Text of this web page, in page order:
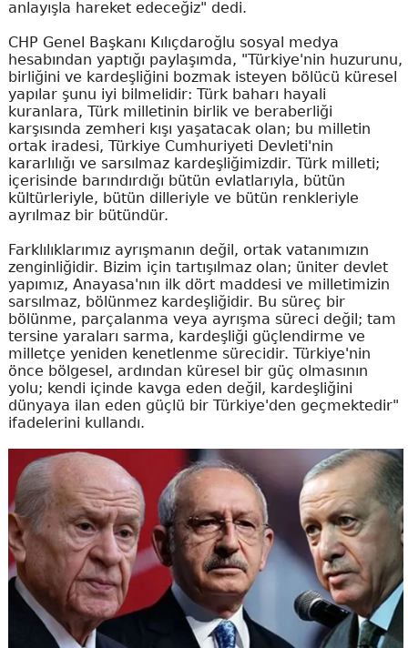
anlayışla hareket edeceğiz" dedi.
CHP Genel Başkanı Kılıçdaroğlu sosyal medya
hesabından yaptığı paylaşımda, "Türkiye'nin huzurunu,
birliğini ve kardeşliğini bozmak isteyen bölücü küresel
yapılar şunu iyi bilmelidir: Türk baharı hayali
kuranlara, Türk milletinin birlik ve beraberliği
karşısında zemheri kışı yaşatacak olan; bu milletin
ortak iradesi, Türkiye Cumhuriyeti Devleti'nin
kararlılığı ve sarsılmaz kardeşliğimizdir. Türk milleti;
içerisinde barındırdığı bütün evlatlarıyla, bütün
kültürleriyle, bütün dilleriyle ve bütün renkleriyle
ayrılmaz bir bütündür.
Farklılıklarımız ayrışmanın değil, ortak vatanımızın
zenginliğidir. Bizim için tartışılmaz olan; üniter devlet
yapımız, Anayasa'nın ilk dört maddesi ve milletimizin
sarsılmaz, bölünmez kardeşliğidir. Bu süreç bir
bölünme, parçalanma veya ayrışma süreci değil; tam
tersine yaraları sarma, kardeşliği güçlendirme ve
milletçe yeniden kenetlenme sürecidir. Türkiye'nin
önce bölgesel, ardından küresel bir güç olmasının
yolu; kendi içinde kavga eden değil, kardeşliğini
dünyaya ilan eden güçlü bir Türkiye'den geçmektedir"
ifadelerini kullandı.